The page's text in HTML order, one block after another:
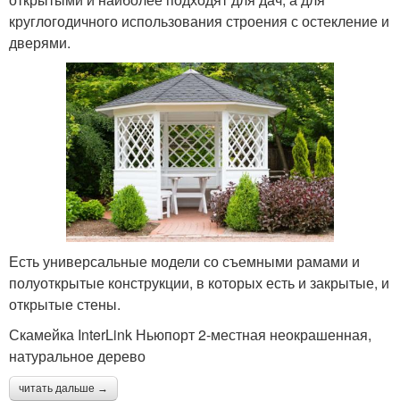
круглогодичного использования строения с остекление и
дверями.
Есть универсальные модели со съемными рамами и
полуоткрытые конструкции, в которых есть и закрытые, и
открытые стены.
Скамейка InterLink Ньюпорт 2-местная неокрашенная,
натуральное дерево
читать дальше →